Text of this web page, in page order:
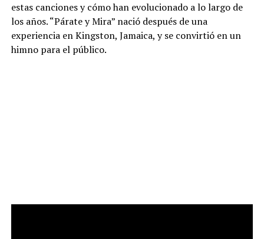
estas canciones y cómo han evolucionado a lo largo de
los años. “Párate y Mira” nació después de una
experiencia en Kingston, Jamaica, y se convirtió en un
himno para el público.